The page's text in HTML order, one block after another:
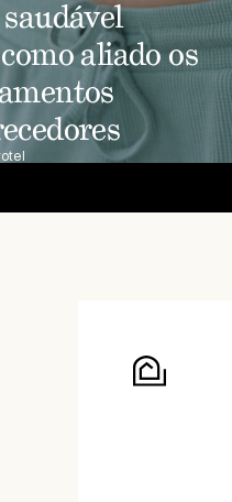
aliado os